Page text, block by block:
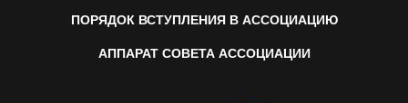
ПОРЯДОК ВСТУПЛЕНИЯ В АССОЦИАЦИЮ
АППАРАТ СОВЕТА АССОЦИАЦИИ